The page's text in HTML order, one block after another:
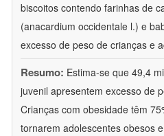
biscoitos contendo farinhas de
(anacardium occidentale l.) e
excesso de peso de crianças e
Resumo: Estima-se que 49,4
juvenil apresentem excesso de
Crianças com obesidade têm
tornarem adolescentes obesos